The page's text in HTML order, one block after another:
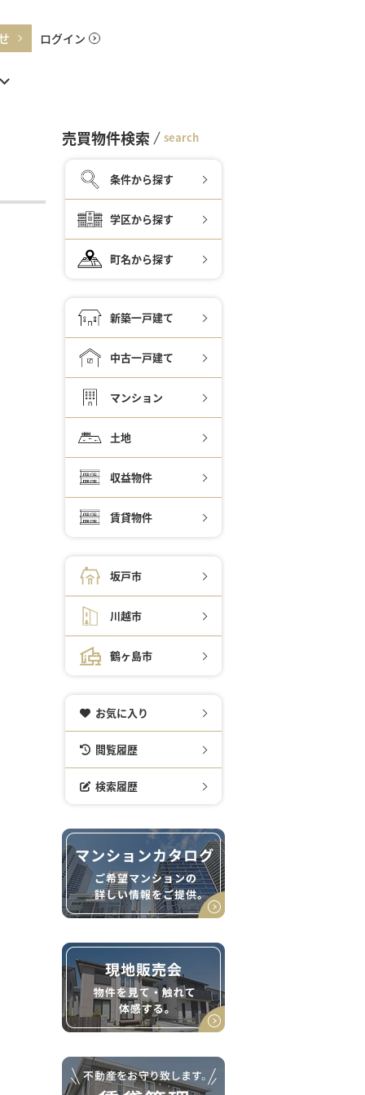
ログイン
売買物件検索 search
条件から探す
学区から探す
町名から探す
新築一戸建て
中古一戸建て
マンション
土地
収益物件
賃貸物件
坂戸市
川越市
鶴ヶ島市
お気に入り
閲覧履歴
検索履歴